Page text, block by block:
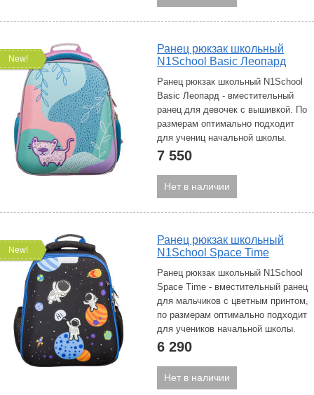
New!
Ранец рюкзак школьный
N1School Basic Леопард
Ранец рюкзак школьный N1School
Basic Леопард - вместительный
ранец для девочек c вышивкой. По
размерам оптимально подходит
для учениц начальной школы.
7 550
Нет в наличии
New!
Ранец рюкзак школьный
N1School Space Time
Ранец рюкзак школьный N1School
Space Time - вместительный ранец
для мальчиков с цветным принтом,
по размерам оптимально подходит
для учеников начальной школы.
6 290
Нет в наличии